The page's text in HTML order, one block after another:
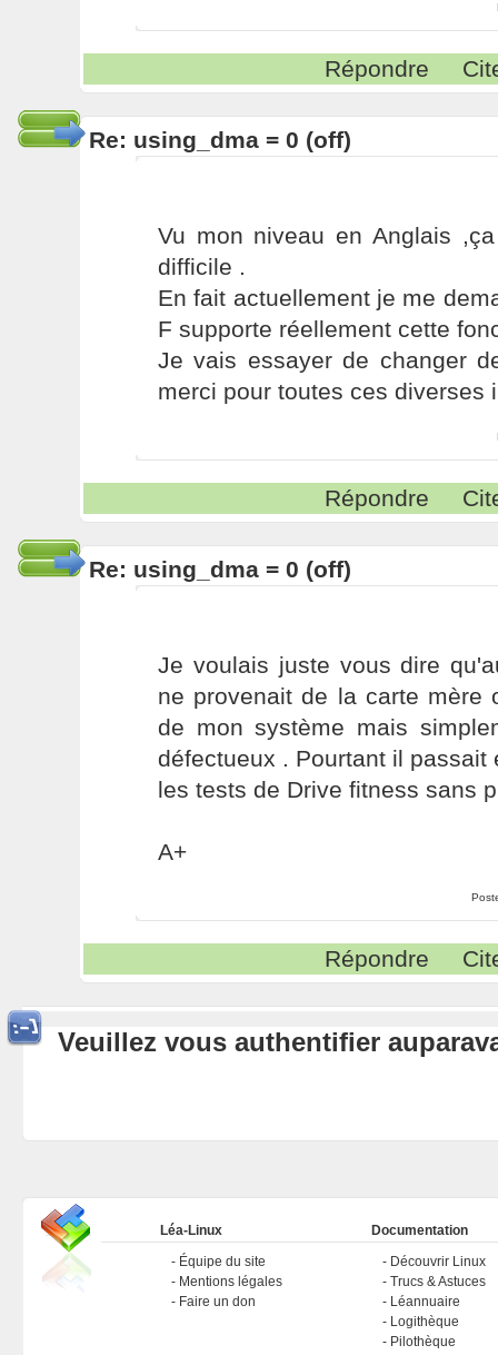
Répondre
Re: using_dma = 0 (off)
Vu mon niveau en Anglais
difficile .
En fait actuellement je me
F supporte réellement cette
Je vais essayer de changer
merci pour toutes ces diverses
Répondre
Re: using_dma = 0 (off)
Je voulais juste vous dire
ne provenait de la carte mère
de mon système mais
défectueux . Pourtant il passait
les tests de Drive fitness sans
A+
Répondre
Veuillez vous authentifier
Léa-Linux
Équipe du site
Mentions légales
Faire un don
Documentation
Découvrir Linux
Trucs & Astuces
Léannuaire
Logithèque
Pilothèque